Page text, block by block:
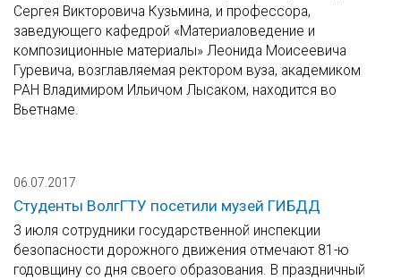
Сергея Викторовича Кузьмина, и профессора,
заведующего кафедрой «Материаловедение и
композиционные материалы» Леонида Моисеевича
Гуревича, возглавляемая ректором вуза, академиком
РАН Владимиром Ильичом Лысаком, находится во
Вьетнаме.
06.07.2017
Студенты ВолгГТУ посетили музей ГИБДД
3 июля сотрудники государственной инспекции
безопасности дорожного движения отмечают 81-ю
годовщину со дня своего образования. В праздничный